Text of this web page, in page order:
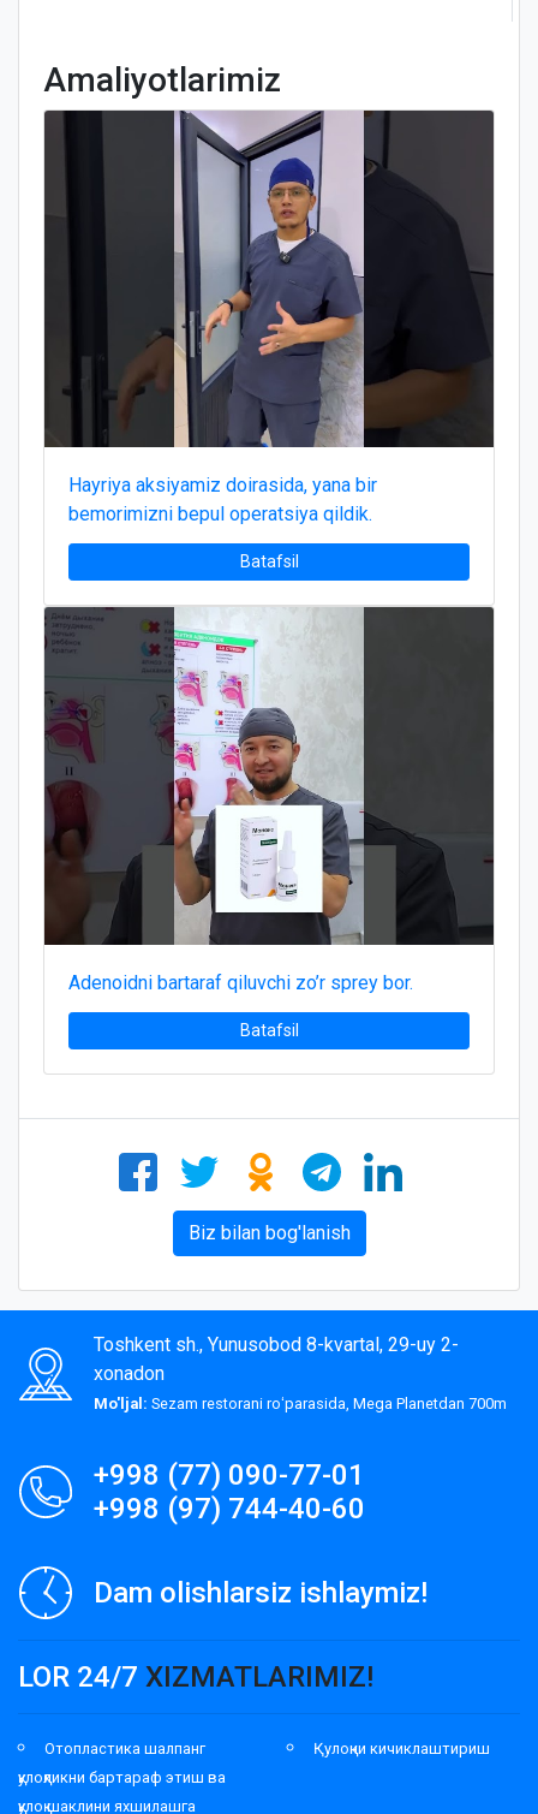
Amaliyotlarimiz
Hayriya aksiyamiz doirasida, yana bir
bemorimizni bepul operatsiya qildik.
Batafsil
Adenoidni bartaraf qiluvchi zo’r sprey bor.
Batafsil
Biz bilan bog'lanish
Toshkent sh., Yunusobod 8-kvartal, 29-uy 2-
xonadon
Mo'ljal: Sezam restorani roʻparasida, Mega Planetdan 700m
+998 (77) 090-77-01
+998 (97) 744-40-60
Dam olishlarsiz ishlaymiz!
LOR 24/7 XIZMATLARIMIZ!
Отопластика шалпанг
қулоқликни бартараф этиш ва
қулоқ шаклини яхшилашга
Қулоқни кичиклаштириш